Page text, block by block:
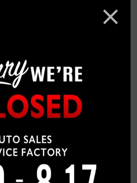
してくださっていました
かなと再度ご来店して下さった
い
たくと即決いただきました！